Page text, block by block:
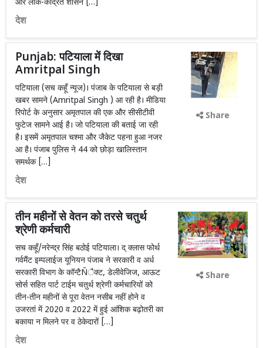
और लोक-केंद्रित शासन […]
देश
Punjab: पटियाला में दिखा
Amritpal Singh
पटियाला (सच कहूँ न्यूज)। पंजाब के पटियाला से बड़ी
खबर सामने (Amritpal Singh ) आ रही है। मीडिया
रिपोर्ट के अनुसार अमृतपाल की एक और सीसीटीवी
फुटेज सामने आई है। जो पटियाला की बताई जा रही
है। इसमें अमृतपाल चश्मा और जैकेट पहना हुआ नजर
आ है। पंजाब पुलिस ने 44 को छोड़ा खालिस्तान
समर्थक […]
देश
Share
तीन महीनों से वेतन को तरसे चतुर्थ
श्रेणी कर्मचारी
सच कहूँ/नरेन्द्र सिंह बठोई पटियाला। द् क्लास फोर्थ
गर्वमैंट इम्पलाईज यूनियन पंजाब ने सरकारी व अर्ध
सरकारी विभाग के कॉन्टैÑैक्ट, डेलीवेजिज, आऊट
सोर्स सहित पार्ट टाईम चतुर्थ श्रेणी कर्मचारियों को
तीन-तीन महीनों से पूरा वेतन नसीब नहीं होने व
उजरतां में 2020 व 2022 में हुई आंशिक बढ़ोतरी का
बकाया न मिलने पर व ठेकेदारों […]
देश
Share